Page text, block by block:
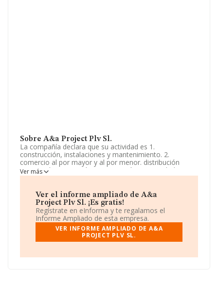
Sobre A&a Project Plv Sl.
La compañía declara que su actividad es 1.
construcción, instalaciones y mantenimiento. 2.
comercio al por mayor y al por menor. distribución
comercial. importación y exportación. 3. actividades
inmobiliarias. 4. industrias manufactureras y textiles. 5.
almacenamiento. La sociedad está registrada como
Sociedad Limitada. Su CNAE corresponde a 8299 con
código 'Otras actividades de apoyo a las empresas
n.c.o.p.'. La empresa no tiene actividad en mercados
exteriores.
Dentro del ranking de empresas elaborado por
podemos decir de la compañía que: frente al año 2024,
Ver más
Ver el informe ampliado de A&a
Project Plv Sl. ¡Es gratis!
Regístrate en eInforma y te regalamos el
Informe Ampliado de esta empresa.
VER INFORME AMPLIADO DE A&A
PROJECT PLV SL.